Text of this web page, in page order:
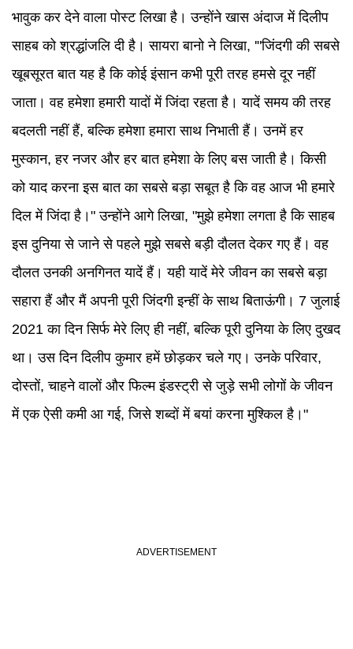
भावुक कर देने वाला पोस्ट लिखा है। उन्होंने खास अंदाज में दिलीप
साहब को श्रद्धांजलि दी है। सायरा बानो ने लिखा, '"जिंदगी की सबसे
खूबसूरत बात यह है कि कोई इंसान कभी पूरी तरह हमसे दूर नहीं
जाता। वह हमेशा हमारी यादों में जिंदा रहता है। यादें समय की तरह
बदलती नहीं हैं, बल्कि हमेशा हमारा साथ निभाती हैं। उनमें हर
मुस्कान, हर नजर और हर बात हमेशा के लिए बस जाती है। किसी
को याद करना इस बात का सबसे बड़ा सबूत है कि वह आज भी हमारे
दिल में जिंदा है।" उन्होंने आगे लिखा, "मुझे हमेशा लगता है कि साहब
इस दुनिया से जाने से पहले मुझे सबसे बड़ी दौलत देकर गए हैं। वह
दौलत उनकी अनगिनत यादें हैं। यही यादें मेरे जीवन का सबसे बड़ा
सहारा हैं और मैं अपनी पूरी जिंदगी इन्हीं के साथ बिताऊंगी। 7 जुलाई
2021 का दिन सिर्फ मेरे लिए ही नहीं, बल्कि पूरी दुनिया के लिए दुखद
था। उस दिन दिलीप कुमार हमें छोड़कर चले गए। उनके परिवार,
दोस्तों, चाहने वालों और फिल्म इंडस्ट्री से जुड़े सभी लोगों के जीवन
में एक ऐसी कमी आ गई, जिसे शब्दों में बयां करना मुश्किल है।"